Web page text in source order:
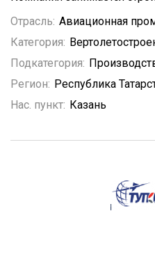
Отрасль: Авиационная
Категория:
Подкатегория:
Регион: Республика
Нас. пункт: Казань